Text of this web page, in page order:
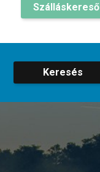
Szálláskereső
Keresés